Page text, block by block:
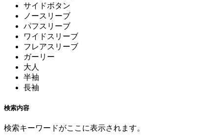
サイドボタン
ノースリーブ
パフスリーブ
ワイドスリーブ
フレアスリーブ
ガーリー
大人
半袖
長袖
検索内容
検索キーワードがここに表示されます。